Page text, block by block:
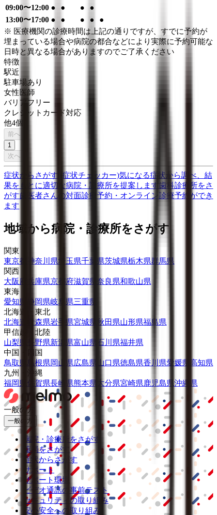
09:00〜12:00 ● ● ●
●
13:00〜17:00 ● ● ● ●
●
※ 医療機関の診療時間は上記の通りですが、すでに予約が
埋まっている場合や病院の都合などにより実際に予約可能な
日時と異なる場合がありますのでご了承ください
特徴
駅近
駐車場あり
女性医師
バリアフリー
クレジットカード対応
他4個
前へ
1
次へ
症状からさがす (症状チェッカー)気になる症状から調べ、結
果をもとに適切な病院・診療所を提案します 歯科診療所をさ
がす歯医者さんの対面診療予約・オンライン診療予約ができ
ます
地域から病院・診療所をさがす
関東
東京都
神奈川県埼玉県千葉県茨城県栃木県群馬県
関西
大阪府
兵庫県京都府滋賀県 奈良県和歌山県
東海
愛知県
静岡県岐阜県三重県
北海道・東北
北海道
青森県岩手県宮城県 秋田県山形県福島県
甲信越・北陸
山梨県
長野県新潟県富山県 石川県福井県
中国・四国
鳥取県
島根県岡山県広島県 山口県徳島県香川県愛媛県 高知県
九州・沖縄
福岡県 佐賀県長崎県熊本県 大分県宮崎県鹿児島県沖縄県
一般の方
一般の方
病院・診療所をさがす
薬局をさがす
症状からさがす
サポート
サポート環境
ビデオ通話の事前テスト
セキュリティの取り組み
安心安全への取り組み